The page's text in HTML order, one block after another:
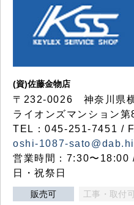
(資)佐藤金物店
〒232-0026 神奈川県
ライオンズマンション
TEL：045-251-7451 /
oshi-1087-
営業時間：7:30〜18:00
日・祝祭日
販売可 工事・取付